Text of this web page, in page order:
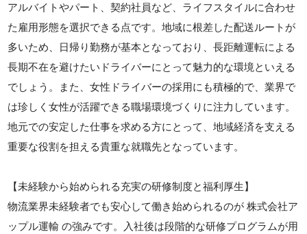
アルバイトやパート、契約社員など、ライフスタイルに合わせ
た雇用形態を選択できる点です。地域に根差した配送ルートが
多いため、日帰り勤務が基本となっており、長距離運転による
長期不在を避けたいドライバーにとって魅力的な環境といえる
でしょう。また、女性ドライバーの採用にも積極的で、業界で
は珍しく女性が活躍できる職場環境づくりに注力しています。
地元での安定した仕事を求める方にとって、地域経済を支える
重要な役割を担える貴重な就職先となっています。
【未経験から始められる充実の研修制度と福利厚生】
物流業界未経験者でも安心して働き始められるのが 株式会社ア
ップル運輸 の強みです。入社後は段階的な研修プログラムが用